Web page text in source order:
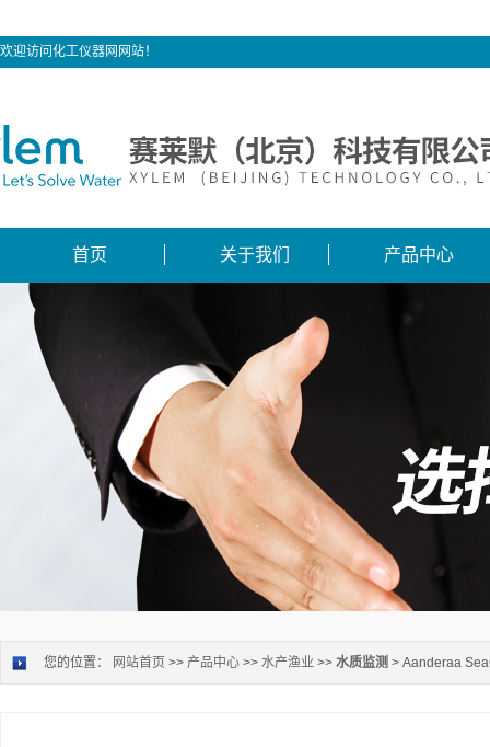
欢迎访问化工仪器网网站！
首页 关于我们 产品中心
您的位置： 网站首页 >> 产品中心 >> 水产渔业 >> 水质监测 > Aanderaa